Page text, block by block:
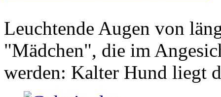
Leuchtende Augen von
"Mädchen", die im
werden: Kalter Hund liegt